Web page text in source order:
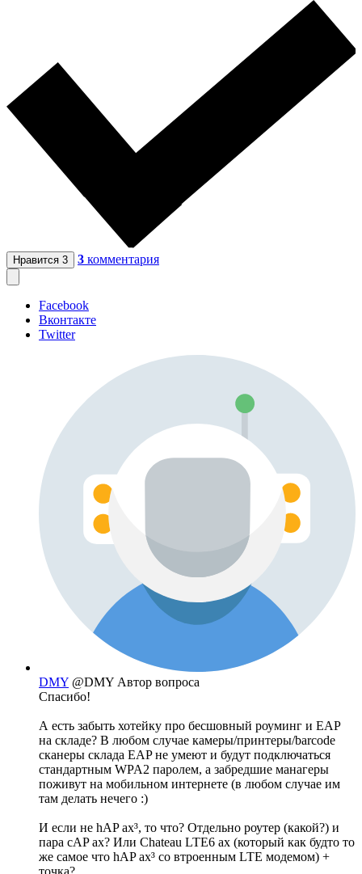
Нравится 3 3 комментария
Facebook
Вконтакте
Twitter
DMY @DMY Автор вопроса
Спасибо!
А есть забыть хотейку про бесшовный роуминг и EAP
на складе? В любом случае камеры/принтеры/barcode
сканеры склада EAP не умеют и будут подключаться
стандартным WPA2 паролем, а забредшие манагеры
поживут на мобильном интернете (в любом случае им
там делать нечего :)
И если не hAP ax³, то что? Отдельно роутер (какой?) и
пара cAP ax? Или Chateau LTE6 ax (который как будто то
же самое что hAP ax³ со втроенным LTE модемом) +